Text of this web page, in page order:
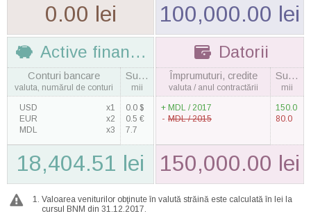
0.00 lei 100,000.00 lei
Active financiare
Conturi bancare
valuta, numărul de conturi
Suma
mii
USD
x1
EUR
x2
MDL
x3
0.0 $
0.5 €
7.7
18,404.51 lei
Datorii
Împrumuturi, credite
valuta / anul contractării
Suma
mii
MDL / 2017
MDL / 2015
150.0
80.0
150,000.00 lei
Valoarea veniturilor obţinute în valută străină este calculată în lei la
cursul BNM din 31.12.2017.